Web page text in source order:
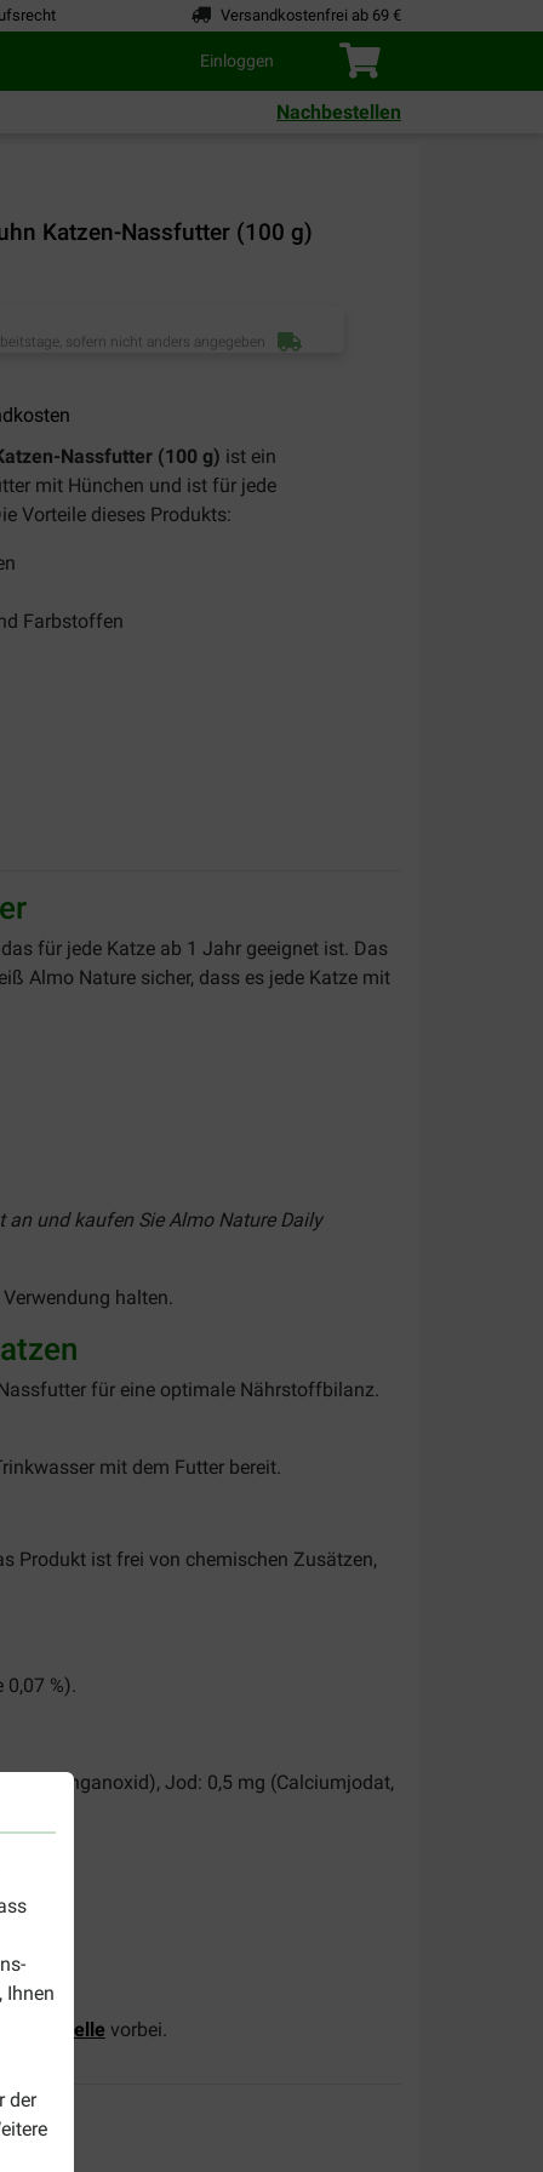
Versandkostenfrei ab 69 €
Einloggen
Nachbestellen
Ihnen
der
Katzen-Nassfutter (100 g)
sofern nicht anders angegeben
Nassfutter (100 g) ist ein
mit Hünchen und ist für jede
Vorteile dieses Produkts:
Farbstoffen
für jede Katze ab 1 Jahr geeignet ist. Das
Almo Nature sicher, dass es jede Katze mit
an und kaufen Sie Almo Nature Daily
halten.
für eine optimale Nährstoffbilanz.
mit dem Futter bereit.
Produkt ist frei von chemischen Zusätzen,
%).
(Manganoxid), Jod: 0,5 mg (Calciumjodat,
mit Forelle vorbei.